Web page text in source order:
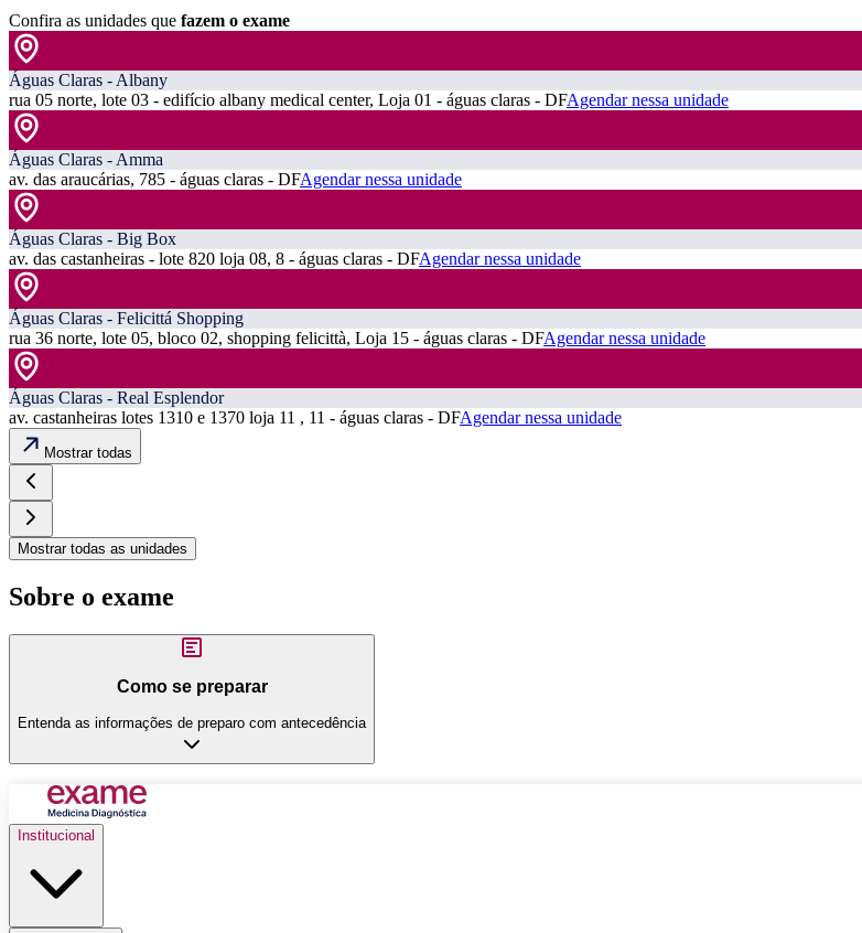
Confira as unidades que fazem o exame
Águas Claras - Albany
rua 05 norte, lote 03 - edifício albany medical center, Loja 01 - águas claras - DFAgendar nessa unidade
Águas Claras - Amma
av. das araucárias, 785 - águas claras - DFAgendar nessa unidade
Águas Claras - Big Box
av. das castanheiras - lote 820 loja 08, 8 - águas claras - DFAgendar nessa unidade
Águas Claras - Felicittá Shopping
rua 36 norte, lote 05, bloco 02, shopping felicittà, Loja 15 - águas claras - DFAgendar nessa unidade
Águas Claras - Real Esplendor
av. castanheiras lotes 1310 e 1370 loja 11 , 11 - águas claras - DFAgendar nessa unidade
Mostrar todas
Mostrar todas as unidades
Sobre o exame
Como se preparar
Entenda as informações de preparo com antecedência
Institucional